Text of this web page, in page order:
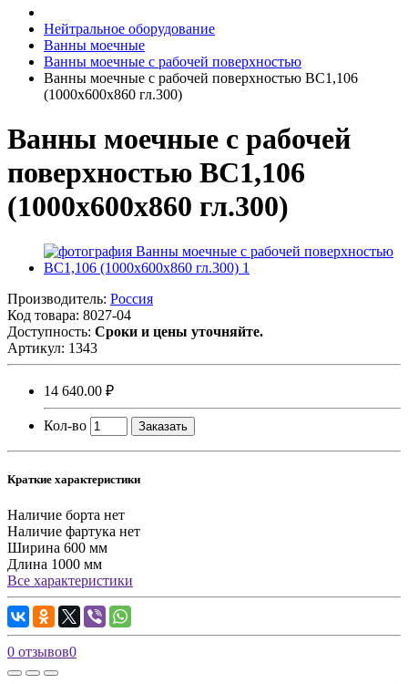
Нейтральное оборудование
Ванны моечные
Ванны моечные с рабочей поверхностью
Ванны моечные с рабочей поверхностью ВС1,106
(1000х600х860 гл.300)
Ванны моечные с рабочей
поверхностью ВС1,106
(1000х600х860 гл.300)
Производитель: Россия
Код товара: 8027-04
Доступность: Сроки и цены уточняйте.
Артикул: 1343
14 640.00 ₽
Кол-во Заказать
Краткие характеристики
Наличие борта нет
Наличие фартука нет
Ширина 600 мм
Длина 1000 мм
Все характеристики
0 отзывов0